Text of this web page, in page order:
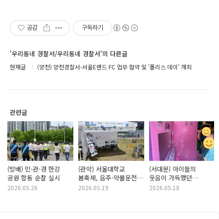
공감 구독하기
'우리동네 경찰서/우리동네 경찰서'의 다른글
현재글 (양천) 양천경찰서-서울E랜드 FC 업무 협약 및 '폴리스 데이' 개최
관련글
(방배) 민·관·경 한강
공원 합동 순찰 실시
2026.05.26
(관악) 서울대학교
봄축제, 음주·약물운전
체험하고 키캡
2026.05.19
(서대문) 아이들의
웃음이 가득했던
어린이날 행사
2026.05.18